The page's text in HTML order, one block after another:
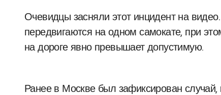
Очевидцы засняли этот инцидент на
передвигаются на одном самокате, при
на дороге явно превышает допустимую.
Ранее в Москве был зафиксирован